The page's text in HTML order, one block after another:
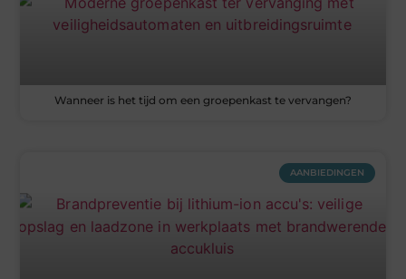
Wanneer is het tijd om een groepenkast te vervangen?
AANBIEDINGEN